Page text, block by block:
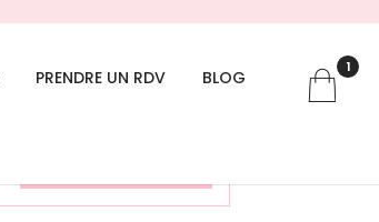
PRENDRE UN RDV BLOG 1